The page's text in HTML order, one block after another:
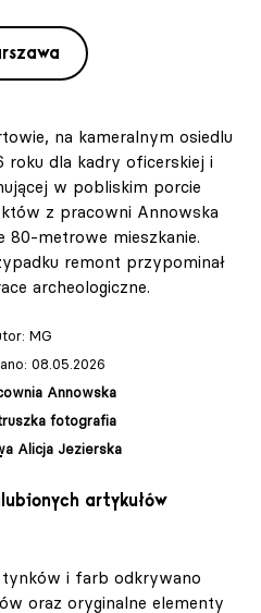
na kameralnym osiedlu
roku dla kadry oficerskiej i
w pobliskim porcie
z pracowni Annowska
80-metrowe mieszkanie.
remont przypominał
archeologiczne.
MG
08.05.2026
Annowska
fotografia
Alicja Jezierska
artykułów
i farb odkrywano
oraz oryginalne elementy